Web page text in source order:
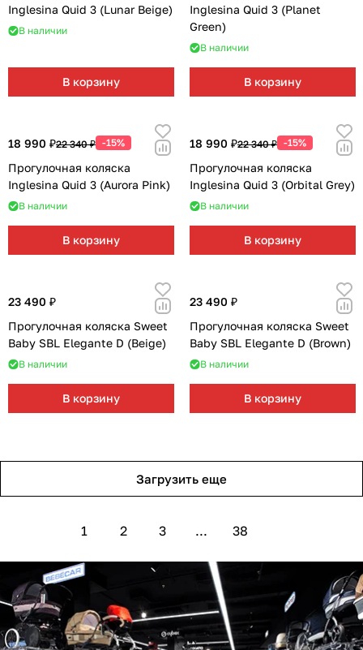
Inglesina Quid 3 (Lunar Beige)
В наличии
В корзину
Inglesina Quid 3 (Planet
Green)
В наличии
В корзину
18 990 ₽22 340 ₽ -15%
Прогулочная коляска
Inglesina Quid 3 (Aurora Pink)
В наличии
В корзину
18 990 ₽22 340 ₽ -15%
Прогулочная коляска
Inglesina Quid 3 (Orbital Grey)
В наличии
В корзину
23 490 ₽
Прогулочная коляска Sweet
Baby SBL Elegante D (Beige)
В наличии
В корзину
23 490 ₽
Прогулочная коляска Sweet
Baby SBL Elegante D (Brown)
В наличии
В корзину
Загрузить еще
1 2 3 ... 38